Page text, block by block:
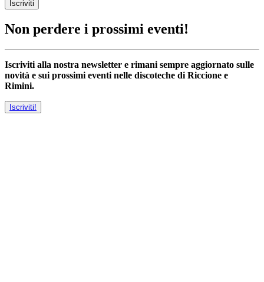
Iscriviti
Non perdere i prossimi eventi!
Iscriviti alla nostra newsletter e rimani sempre aggiornato sulle
novità e sui prossimi eventi nelle discoteche di Riccione e
Rimini.
Iscriviti!